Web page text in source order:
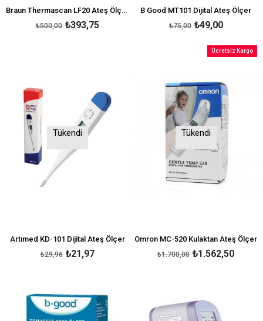
Braun Thermascan LF20 Ateş Ölçer Yedek Filtre
₺393,75
₺500,00
B Good MT101 Dijital Ateş Ölçer
₺49,00
₺75,00
Tükendi
Artımed KD-101 Dijital Ateş Ölçer
₺21,97
₺29,96
Tükendi
Omron MC-520 Kulaktan Ateş Ölçer
₺1.562,50
₺1.700,00
Ücretsiz Kargo